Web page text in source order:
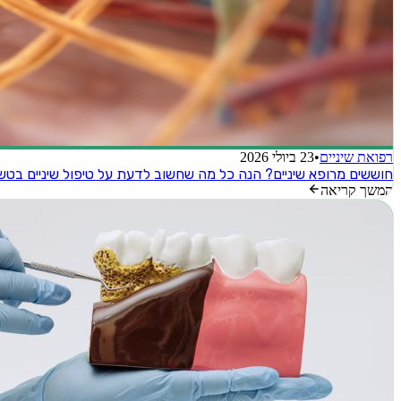
רפואת שיניים•23 ביולי 2026
חוששים מרופא שיניים? הנה כל מה שחשוב לדעת על טיפול שיניים
המשך קריאה